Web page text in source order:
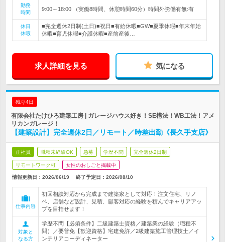
勤務
時間
9:00～18:00 （実働8時間、休憩時間60分）時間外労働有無:有
休日
休暇
■完全週休2日制(土日)■祝日■有給休暇■GW■夏季休暇■年末年始
休暇■育児休暇■介護休暇■産前産後…
求人詳細を見る 気になる
残り4日
有限会社たけひろ建築工房 | ガレージハウス好き！SE構法！WB工法！アメ
リカンガレージ！
【建築設計】完全週休2日／リモート／時差出勤《長久手支店》
正社員 職種未経験OK 急募 学歴不問 完全週休2日制
リモートワーク可 女性のおしごと掲載中
情報更新日：2026/06/19 終了予定日： 2026/08/10
仕事内容
初回相談対応から完成まで建築家として対応！注文住宅、リノ
ベ、店舗など設計、見積、顧客対応の経験を積んでキャリアアッ
プを目指せます！
対象と
なる方
学歴不問【必須条件】二級建築士資格／建築業の経験（職種不
問）／要普免【歓迎資格】宅建免許／2級建築施工管理技士／イ
ンテリアコーディネーター